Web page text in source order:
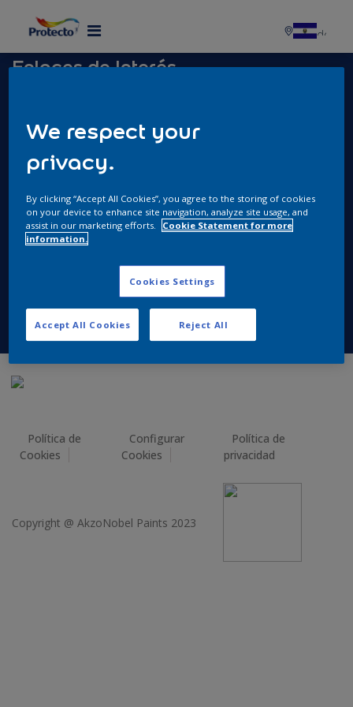
Enlaces de Interés
Política HSEQ
Canal de Denuncias SpeakUp
Términos y condiciones de ventas 2025
Contáctanos
2241-3011
p.m. y sábados de 8 a.m. a 12 m.
Política de
Cookies
Configurar
Cookies
Política de
privacidad
Copyright @ AkzoNobel Paints 2023
We respect your
privacy.
By clicking “Accept All Cookies”, you agree to the storing of cookies
on your device to enhance site navigation, analyze site usage, and
assist in our marketing efforts.
Cookie Statement for more
information.
Cookies Settings
Reject All
Accept All Cookies